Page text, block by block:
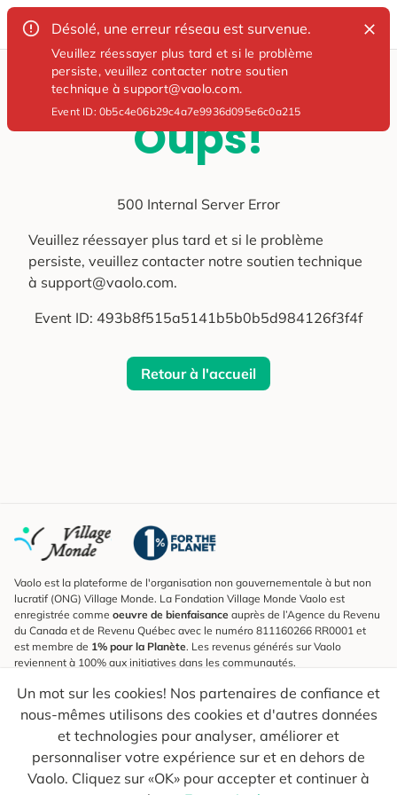
Désolé, une erreur réseau est survenue.
Veuillez réessayer plus tard et si le problème
persiste, veuillez contacter notre soutien
technique à support@vaolo.com.
Event ID:0b5c4e06b29c4a7e9936d095e6c0a215
Oups!
500 Internal Server Error
Veuillez réessayer plus tard et si le problème
persiste, veuillez contacter notre soutien technique
à support@vaolo.com.
Event ID: 493b8f515a5141b5b0b5d984126f3f4f
Retour à l'accueil
Un mot sur les cookies! Nos partenaires de confiance et
nous-mêmes utilisons des cookies et d'autres données
et technologies pour analyser, améliorer et
personnaliser votre expérience sur et en dehors de
Vaolo. Cliquez sur «OK» pour accepter et continuer à
Vaolo est la plateforme de l'organisation non gouvernementale à but non
lucratif (ONG) Village Monde. La Fondation Village Monde Vaolo est
enregistrée comme oeuvre de bienfaisance auprès de l’Agence du Revenu
du Canada et de Revenu Québec avec le numéro 811160266 RR0001 et
est membre de 1% pour la Planète. Les revenus générés sur Vaolo
reviennent à 100% aux initiatives dans les communautés.
S'inscrire à l'infolettre
Pour connaître les nouveautés, suivre nos explorateurs et recevoir des
astuces pour des voyages plus conscients.
Ton courriel Envoyer